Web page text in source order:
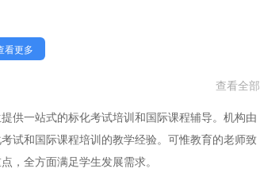
看更多
查看全部
供一站式的标化考试培训和国际课程辅导。机构由
试和国际课程培训的教学经验。可惟教育的老师致
，全方面满足学生发展需求。